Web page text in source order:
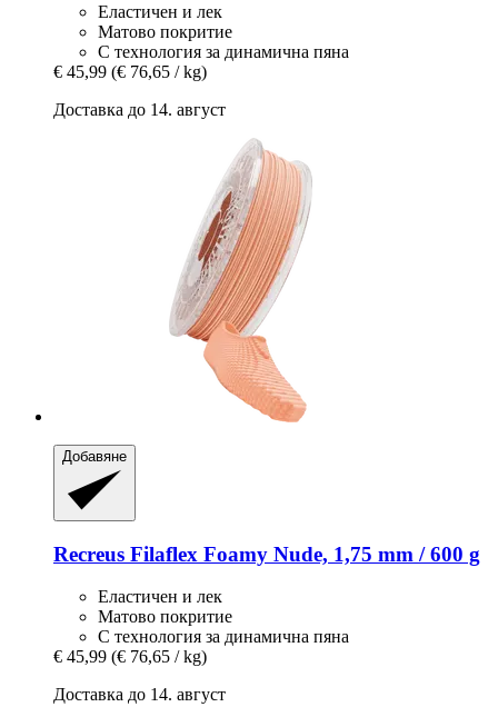
Еластичен и лек
Матово покритие
С технология за динамична пяна
€ 45,99 (€ 76,65 / kg)
Доставка до 14. август
Добавяне
Recreus Filaflex Foamy Nude, 1,75 mm / 600 g
Еластичен и лек
Матово покритие
С технология за динамична пяна
€ 45,99 (€ 76,65 / kg)
Доставка до 14. август